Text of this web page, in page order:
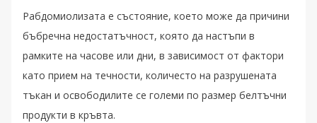
Рабдомиолизата е състояние, което може да причини
бъбречна недостатъчност, която да настъпи в
рамките на часове или дни, в зависимост от фактори
като прием на течности, количесто на разрушената
тъкан и освободилите се големи по размер белтъчни
продукти в кръвта.